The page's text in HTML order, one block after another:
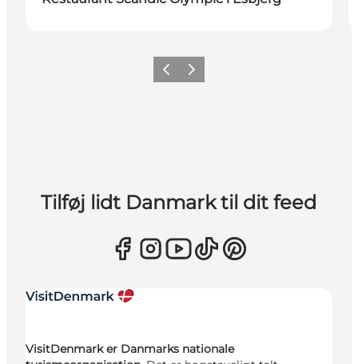
ForrigeNæste
Tilføj lidt Danmark til dit feed
VisitDenmark er Danmarks nationale